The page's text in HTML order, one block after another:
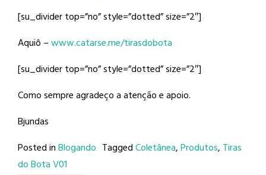
[su_divider top=”no” style=”dotted” size=”2″]
Aquiô –www.catarse.me/tirasdobota
[su_divider top=”no” style=”dotted” size=”2″]
Como sempre agradeço a atenção e apoio.
Bjundas
Posted inBlogando TaggedColetânea,Produtos, Tiras
do Bota V01